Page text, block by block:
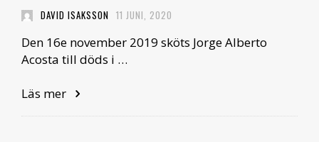
DAVID ISAKSSON 11 JUNI, 2020
Den 16e november 2019 sköts Jorge Alberto
Acosta till döds i …
Läs mer